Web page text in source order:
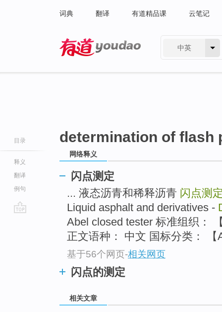
词典 翻译 有道精品课 云笔记
中英
目录
释义
翻译
例句
determination of flash
网络释义
闪点测定
... 液态沥青和稀释沥青 闪点测
Liquid asphalt and derivatives -
Abel closed tester 标准组织：
正文语种： 中文 国标分类：
基于56个网页-相关网页
闪点的测定
相关文章